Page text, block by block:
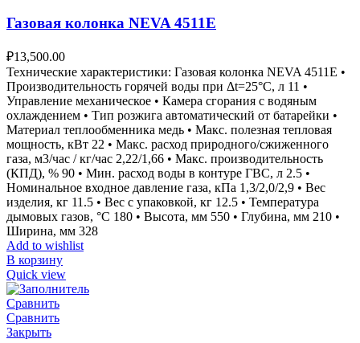
Газовая колонка NEVA 4511E
₽13,500.00
Технические характеристики: Газовая колонка NEVA 4511Е •
Производительность горячей воды при Δt=25°С, л 11 •
Управление механическое • Камера сгорания с водяным
охлаждением • Тип розжига автоматический от батарейки •
Материал теплообменника медь • Макс. полезная тепловая
мощность, кВт 22 • Макс. расход природного/сжиженного
газа, м3/час / кг/час 2,22/1,66 • Макс. производительность
(КПД), % 90 • Мин. расход воды в контуре ГВС, л 2.5 •
Номинальное входное давление газа, кПа 1,3/2,0/2,9 • Вес
изделия, кг 11.5 • Вес с упаковкой, кг 12.5 • Температура
дымовых газов, °С 180 • Высота, мм 550 • Глубина, мм 210 •
Ширина, мм 328
Add to wishlist
В корзину
Quick view
Сравнить
Сравнить
Закрыть